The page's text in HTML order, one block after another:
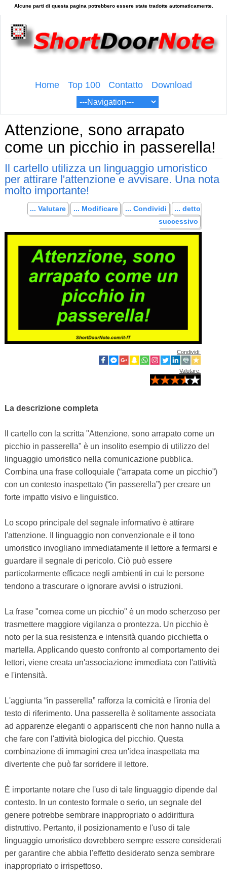
Home Top 100 Contatto Download
Attenzione, sono arrapato
come un picchio in passerella!
Il cartello utilizza un linguaggio umoristico
per attirare l'attenzione e avvisare. Una nota
molto importante!
... Valutare ... Modificare ... Condividi
... detto
successivo
Condividi:
Valutare:
La descrizione completa
Il cartello con la scritta "Attenzione, sono arrapato come un
picchio in passerella" è un insolito esempio di utilizzo del
linguaggio umoristico nella comunicazione pubblica.
Combina una frase colloquiale (“arrapata come un picchio”)
con un contesto inaspettato (“in passerella”) per creare un
forte impatto visivo e linguistico.
Lo scopo principale del segnale informativo è attirare
l'attenzione. Il linguaggio non convenzionale e il tono
umoristico invogliano immediatamente il lettore a fermarsi e
guardare il segnale di pericolo. Ciò può essere
particolarmente efficace negli ambienti in cui le persone
tendono a trascurare o ignorare avvisi o istruzioni.
La frase "cornea come un picchio" è un modo scherzoso per
trasmettere maggiore vigilanza o prontezza. Un picchio è
noto per la sua resistenza e intensità quando picchietta o
martella. Applicando questo confronto al comportamento dei
lettori, viene creata un'associazione immediata con l'attività
e l'intensità.
L'aggiunta “in passerella” rafforza la comicità e l'ironia del
testo di riferimento. Una passerella è solitamente associata
ad apparenze eleganti o appariscenti che non hanno nulla a
che fare con l'attività biologica del picchio. Questa
combinazione di immagini crea un'idea inaspettata ma
divertente che può far sorridere il lettore.
È importante notare che l'uso di tale linguaggio dipende dal
contesto. In un contesto formale o serio, un segnale del
genere potrebbe sembrare inappropriato o addirittura
distruttivo. Pertanto, il posizionamento e l'uso di tale
linguaggio umoristico dovrebbero sempre essere considerati
per garantire che abbia l'effetto desiderato senza sembrare
inappropriato o irrispettoso.